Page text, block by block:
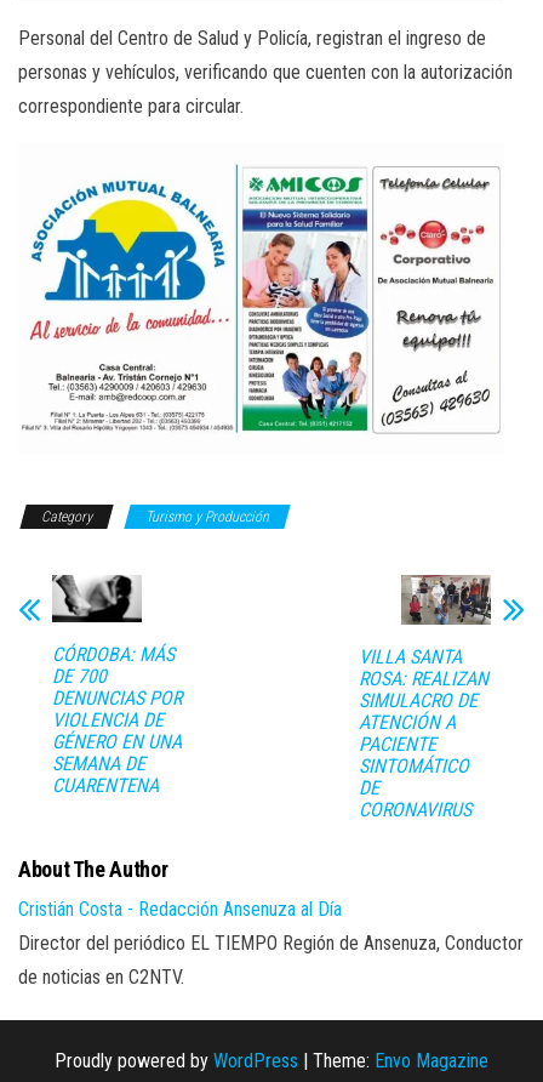
Personal del Centro de Salud y Policía, registran el ingreso de
personas y vehículos, verificando que cuenten con la autorización
correspondiente para circular.
Category Turismo y Producción
CÓRDOBA: MÁS
DE 700
DENUNCIAS POR
VIOLENCIA DE
GÉNERO EN UNA
SEMANA DE
CUARENTENA
VILLA SANTA
ROSA: REALIZAN
SIMULACRO DE
ATENCIÓN A
PACIENTE
SINTOMÁTICO
DE
CORONAVIRUS
About The Author
Cristián Costa - Redacción Ansenuza al Día
Director del periódico EL TIEMPO Región de Ansenuza, Conductor
de noticias en C2NTV.
Proudly powered by WordPress | Theme: Envo Magazine